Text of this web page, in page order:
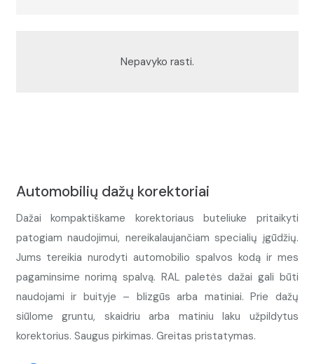
Nepavyko rasti.
Automobilių dažų korektoriai
Dažai kompaktiškame korektoriaus buteliuke pritaikyti
patogiam naudojimui, nereikalaujančiam specialių įgūdžių.
Jums tereikia nurodyti automobilio spalvos kodą ir mes
pagaminsime norimą spalvą. RAL paletės dažai gali būti
naudojami ir buityje – blizgūs arba matiniai. Prie dažų
siūlome gruntu, skaidriu arba matiniu laku užpildytus
korektorius. Saugus pirkimas. Greitas pristatymas.